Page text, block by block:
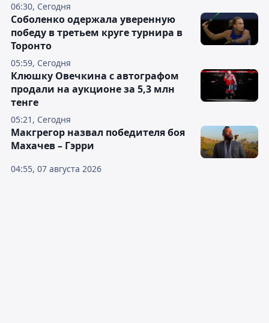
06:30, Сегодня
05:59, Сегодня
Соболенко одержала уверенную
победу в третьем круге турнира в
Торонто
05:21, Сегодня
Клюшку Овечкина с автографом
продали на аукционе за 5,3 млн
тенге
04:55, 07 августа 2026
Макгрегор назвал победителя боя
Махачев – Гэрри